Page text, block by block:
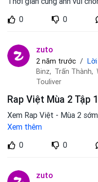
0
0
zuto
2 năm trước
Binz, Trấn Thành,
Touliver
Rap Việt Mùa 2 Tập
Xem Rap Việt - Mùa 2
Xem thêm
0
0
zuto